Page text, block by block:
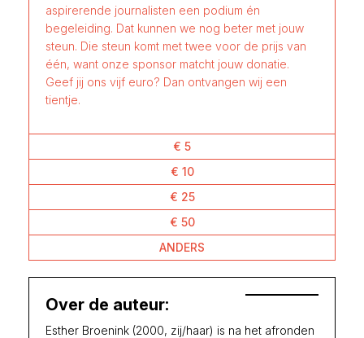
aspirerende journalisten een podium én
begeleiding. Dat kunnen we nog beter met jouw
steun. Die steun komt met twee voor de prijs van
één, want onze sponsor matcht jouw donatie.
Geef jij ons vijf euro? Dan ontvangen wij een
tientje.
€ 5
€ 10
€ 25
€ 50
ANDERS
Over de auteur:
Esther Broenink (2000, zij/haar) is na het afronden